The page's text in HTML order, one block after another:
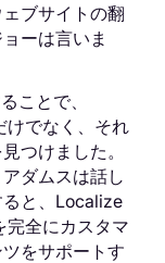
ブサイトの翻
ーは言いま
ことで、
でなく、それ
つけました。
ダムスは話し
ると、Localize
全にカスタマ
をサポートす